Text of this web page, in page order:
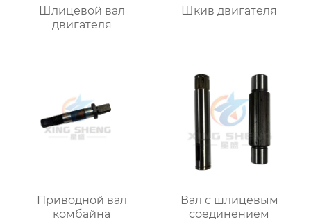
Шлицевой вал
двигателя
Шкив двигателя
Приводной вал
комбайна
Вал с шлицевым
соединением